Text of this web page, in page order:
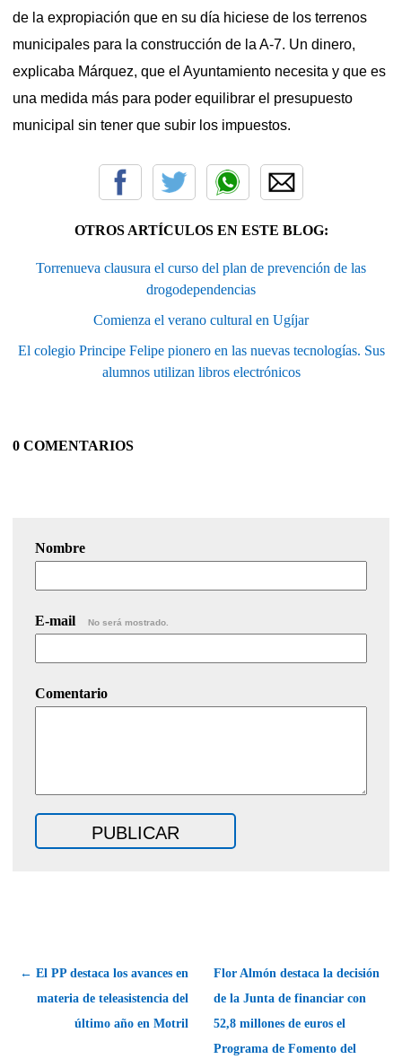
de la expropiación que en su día hiciese de los terrenos
municipales para la construcción de la A-7. Un dinero,
explicaba Márquez, que el Ayuntamiento necesita y que es
una medida más para poder equilibrar el presupuesto
municipal sin tener que subir los impuestos.
OTROS ARTÍCULOS EN ESTE BLOG:
Torrenueva clausura el curso del plan de prevención de las
drogodependencias
Comienza el verano cultural en Ugíjar
El colegio Principe Felipe pionero en las nuevas tecnologías. Sus
alumnos utilizan libros electrónicos
0 COMENTARIOS
Nombre
E-mail No será mostrado.
Comentario
← El PP destaca los avances en
materia de teleasistencia del
último año en Motril
Flor Almón destaca la decisión
de la Junta de financiar con
52,8 millones de euros el
Programa de Fomento del